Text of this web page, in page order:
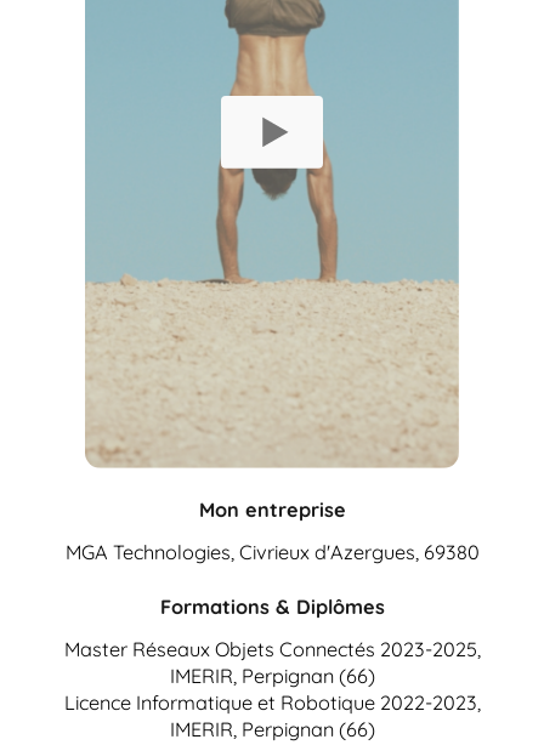
Mon entreprise
MGA Technologies, Civrieux d'Azergues, 69380
Formations & Diplômes
Master Réseaux Objets Connectés 2023-2025,
IMERIR, Perpignan (66)
Licence Informatique et Robotique 2022-2023,
IMERIR, Perpignan (66)